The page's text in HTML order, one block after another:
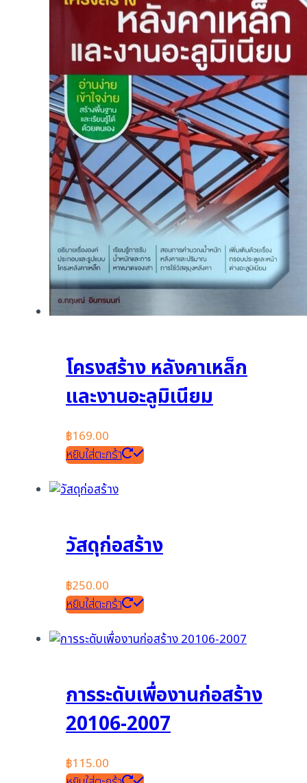
โครงสร้าง หลังคาเหล็ก
และงานอะลูมิเนียม
฿169.00
หยิบใส่ตะกร้า
วัสดุก่อสร้าง
฿250.00
หยิบใส่ตะกร้า
การระดับเพื่องานก่อสร้าง
20106-2007
฿115.00